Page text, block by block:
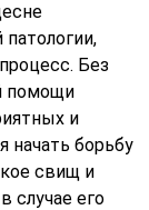
Без
помощи
и
начать борьбу
свищ и
случае его